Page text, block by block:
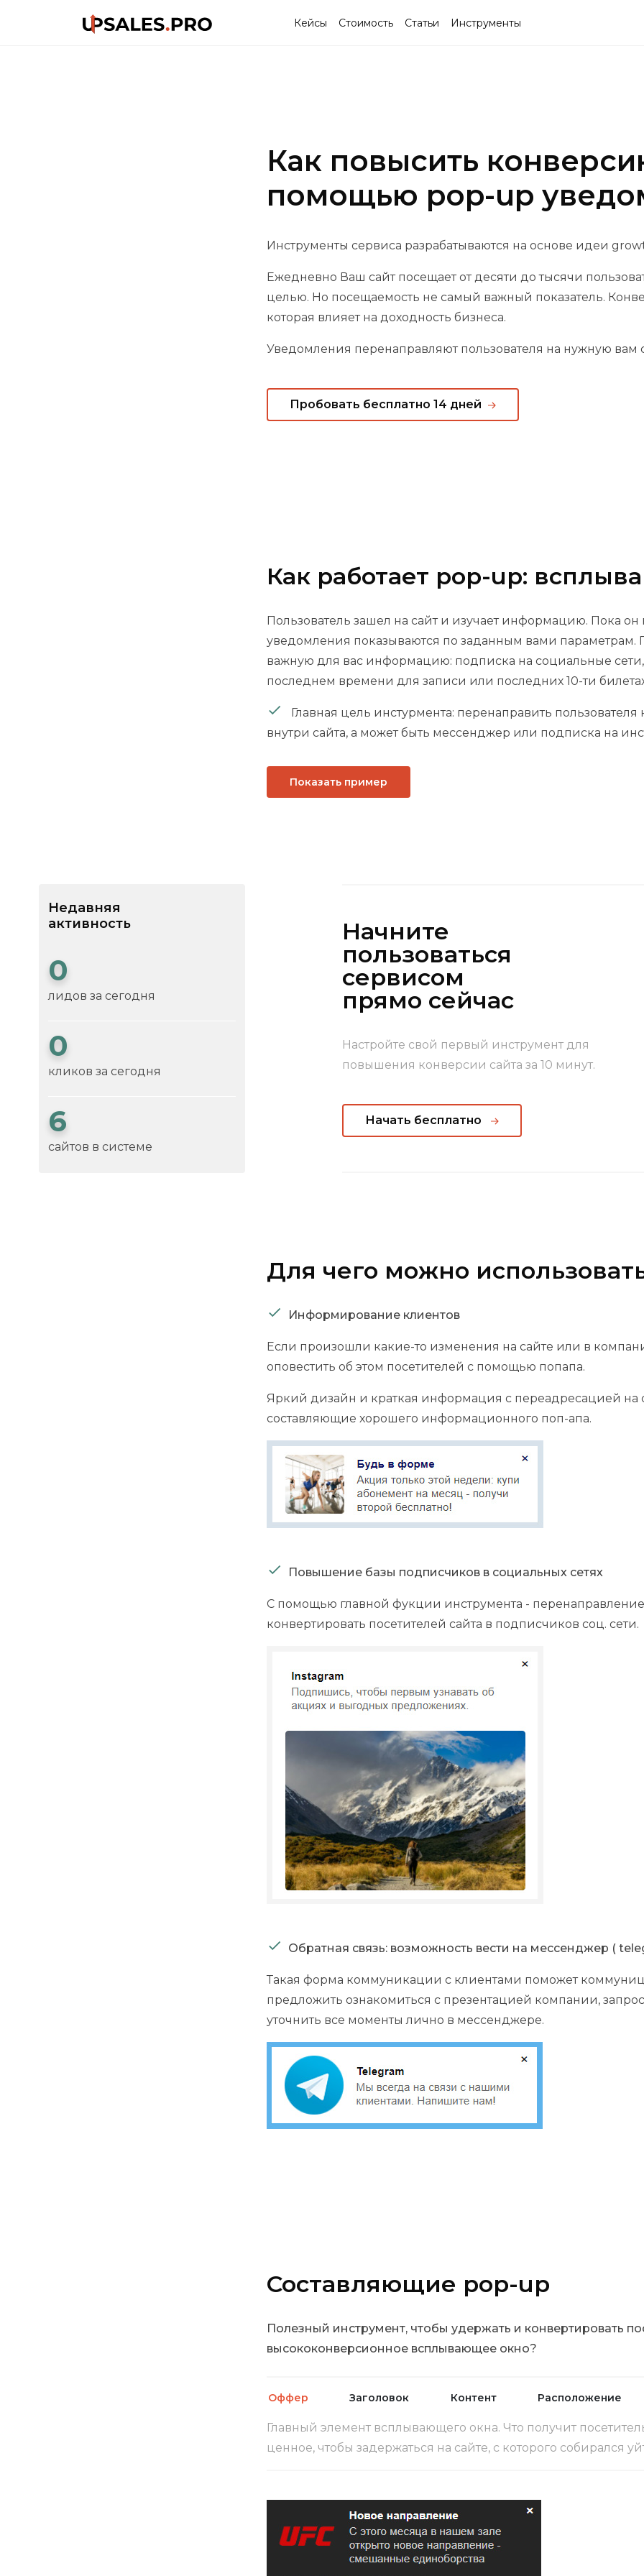
Кейсы Стоимость Статьи Инструменты
Как повысить
помощью pop-up
Инструменты сервиса разрабатываются на основе идеи
Ежедневно Ваш сайт посещает от десяти до тысячи
целью. Но посещаемость не самый важный показатель.
которая влияет на доходность бизнеса.
Уведомления перенаправляют пользователя на нужную вам
Пробовать бесплатно 14 дней
Как работает pop-up:
Пользователь зашел на сайт и изучает информацию. Пока
уведомления показываются по заданным вами параметрам.
важную для вас информацию: подписка на социальные
последнем времени для записи или последних 10-ти
Главная цель инстурмента: перенаправить
внутри сайта, а может быть мессенджер или подписка на
Показать пример
Недавняя
активность
0
лидов за сегодня
0
кликов за сегодня
6
сайтов в системе
Начните
пользоваться
сервисом
прямо сейчас
Настройте свой первый инструмент для
повышения конверсии сайта за 10 минут.
Начать бесплатно
Для чего можно
Информирование клиентов
Если произошли какие-то изменения на сайте или в
оповестить об этом посетителей с помощью попапа.
Яркий дизайн и краткая информация с переадресацией
составляющие хорошего информационного поп-апа.
Повышение базы подписчиков в социальных сетях
С помощью главной фукции инструмента -
конвертировать посетителей сайта в подписчиков соц. сети.
Обратная связь: возможность вести на мессенджер (
Такая форма коммуникации с клиентами поможет
предложить ознакомиться с презентацией компании,
уточнить все моменты лично в мессенджере.
Составляющие pop-up
Полезный инструмент, чтобы удержать и конвертировать
высококонверсионное всплывающее окно?
Оффер Заголовок Контент Расположение
Главный элемент всплывающего окна. Что получит
ценное, чтобы задержаться на сайте, с которого собирался